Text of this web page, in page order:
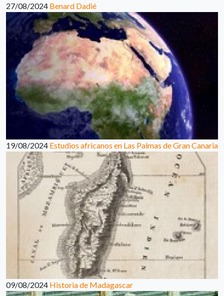
27/08/2024 Benard Dadié
19/08/2024 Estudios africanos en Las Palmas de Gran Canaria
09/08/2024 Historia de Madagascar